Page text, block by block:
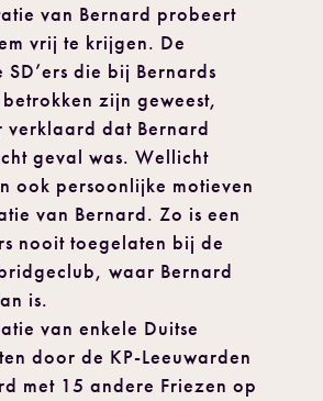
van Bernard probeert
vrij te krijgen. De
die bij Bernards
zijn geweest,
verklaard dat Bernard
geval was. Wellicht
ook persoonlijke motieven
van Bernard. Zo is een
nooit toegelaten bij de
waar Bernard
is.
van enkele Duitse
door de KP-Leeuwarden
met 15 andere Friezen op